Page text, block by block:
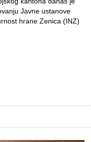
Javne ustanove
hrane Zenica (INZ)